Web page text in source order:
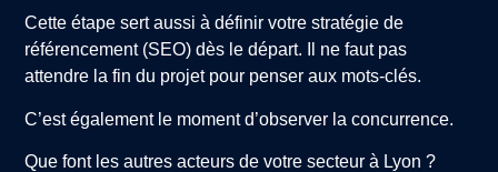
Cette étape sert aussi à définir votre stratégie de
référencement (SEO) dès le départ. Il ne faut pas
attendre la fin du projet pour penser aux mots-clés.
C’est également le moment d’observer la concurrence.
Que font les autres acteurs de votre secteur à Lyon ?